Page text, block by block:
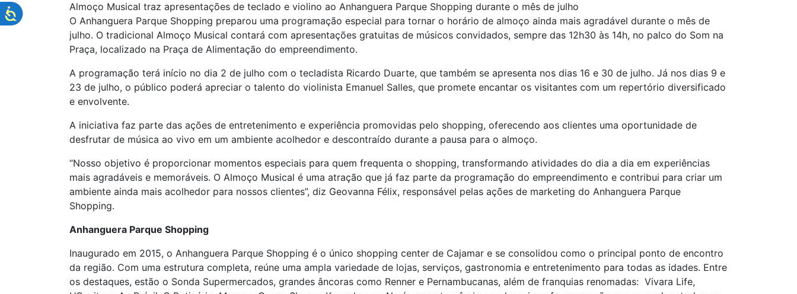
Almoço Musical traz apresentações de teclado e violino ao Anhanguera Parque Shopping durante o mês de julho
O Anhanguera Parque Shopping preparou uma programação especial para tornar o horário de almoço ainda mais agradável durante o mês de
julho. O tradicional Almoço Musical contará com apresentações gratuitas de músicos convidados, sempre das 12h30 às 14h, no palco do Som na
Praça, localizado na Praça de Alimentação do empreendimento.
A programação terá início no dia 2 de julho com o tecladista Ricardo Duarte, que também se apresenta nos dias 16 e 30 de julho. Já nos dias 9 e
23 de julho, o público poderá apreciar o talento do violinista Emanuel Salles, que promete encantar os visitantes com um repertório diversificado
e envolvente.
A iniciativa faz parte das ações de entretenimento e experiência promovidas pelo shopping, oferecendo aos clientes uma oportunidade de
desfrutar de música ao vivo em um ambiente acolhedor e descontraído durante a pausa para o almoço.
“Nosso objetivo é proporcionar momentos especiais para quem frequenta o shopping, transformando atividades do dia a dia em experiências
mais agradáveis e memoráveis. O Almoço Musical é uma atração que já faz parte da programação do empreendimento e contribui para criar um
ambiente ainda mais acolhedor para nossos clientes”, diz Geovanna Félix, responsável pelas ações de marketing do Anhanguera Parque
Shopping.
Anhanguera Parque Shopping
Inaugurado em 2015, o Anhanguera Parque Shopping é o único shopping center de Cajamar e se consolidou como o principal ponto de encontro
da região. Com uma estrutura completa, reúne uma ampla variedade de lojas, serviços, gastronomia e entretenimento para todas as idades. Entre
os destaques, estão o Sonda Supermercados, grandes âncoras como Renner e Pernambucanas, além de franquias renomadas: Vivara Life,